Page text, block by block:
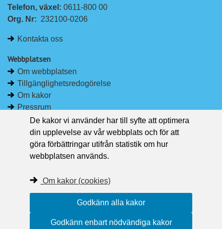
Telefon, växel: 0611-800 00
Org. Nr: 232100-0206
Kontakta oss
Webbplatsen
Om webbplatsen
Tillgänglighetsredogörelse
Om kakor
Pressrum
Håll dig uppdaterad
Följ Region Västernorrland på Facebook
Region Västernorrland i sociala medier
De kakor vi använder har till syfte att optimera
din upplevelse av vår webbplats och för att
göra förbättringar utifrån statistik om hur
webbplatsen används.
Om kakor (cookies)
Godkänn alla kakor
Godkänn enbart nödvändiga kakor